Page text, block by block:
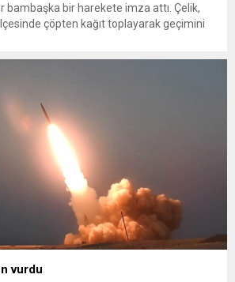
bambaşka bir harekete imza attı. Çelik,
çöpten kağıt toplayarak geçimini
vurdu